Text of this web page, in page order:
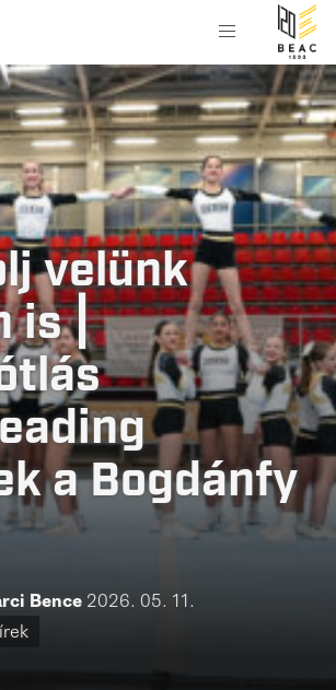
velünk
is |
a Bogdánfy
Bence 2026. 05. 11.